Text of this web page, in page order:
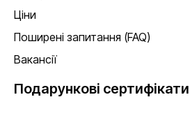
Ціни
Поширені запитання (FAQ)
Вакансії
Подарункові сертифікати